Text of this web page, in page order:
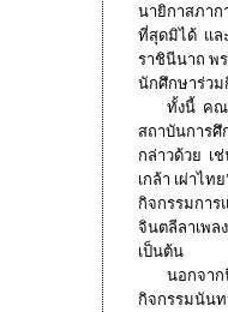
นายิกาสภา
ที่สุดมิได้ แล
ราชินีนาถ พ
นักศึกษาร่วม
ทั้งนี้ คณาจ
สถาบันการศึ
กล่าวด้วย เ
เกล้า เผ่าไ
กิจกรรมการ
จินตลีลาเพล
เป็นต้น
นอกจากนี้
กิจกรรมนันท